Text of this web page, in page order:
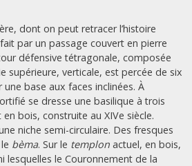
dont on peut retracer l’histoire
fait par un passage couvert en pierre
défensive tétragonale, composée
supérieure, verticale, est percée de six
base aux faces inclinées. À
se dresse une basilique à trois
bois, construite au XIVe siècle.
niche semi-circulaire. Des fresques
bèma. Sur le templon actuel, en bois,
lesquelles le Couronnement de la